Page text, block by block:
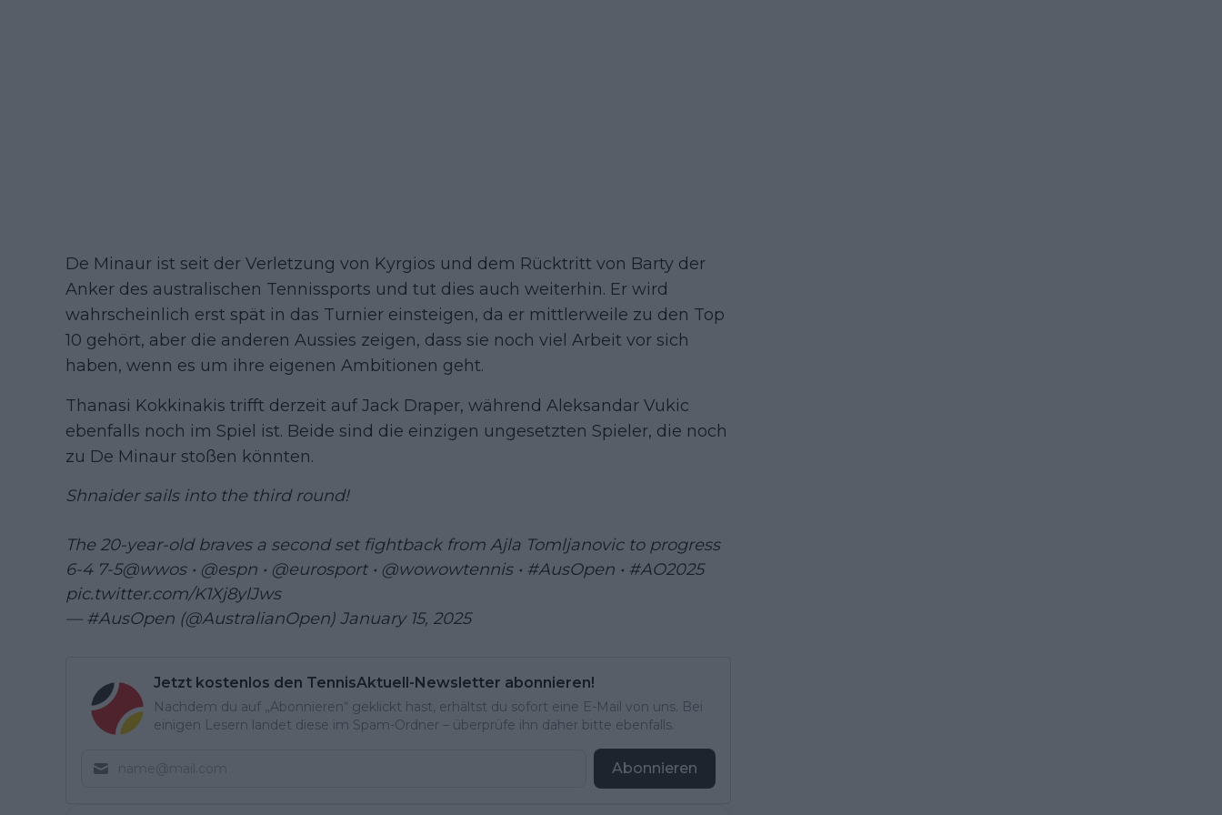
De Minaur ist seit der Verletzung von Kyrgios und dem Rücktritt von Barty der
Anker des australischen Tennissports und tut dies auch weiterhin. Er wird
wahrscheinlich erst spät in das Turnier einsteigen, da er mittlerweile zu den Top
10 gehört, aber die anderen Aussies zeigen, dass sie noch viel Arbeit vor sich
haben, wenn es um ihre eigenen Ambitionen geht.
Thanasi Kokkinakis trifft derzeit auf Jack Draper, während Aleksandar Vukic
ebenfalls noch im Spiel ist. Beide sind die einzigen ungesetzten Spieler, die noch
zu De Minaur stoßen könnten.
Shnaider sails into the third round!
The 20-year-old braves a second set fightback from Ajla Tomljanovic to progress
6-4 7-5@wwos• @espn • @eurosport• @wowowtennis• #AusOpen • #AO2025
pic.twitter.com/K1Xj8ylJws
— #AusOpen (@AustralianOpen) January 15, 2025
Jetzt kostenlos den TennisAktuell-Newsletter abonnieren!
Nachdem du auf „Abonnieren“ geklickt hast, erhältst du sofort eine E-Mail von uns. Bei
einigen Lesern landet diese im Spam-Ordner – überprüfe ihn daher bitte ebenfalls.
Abonnieren